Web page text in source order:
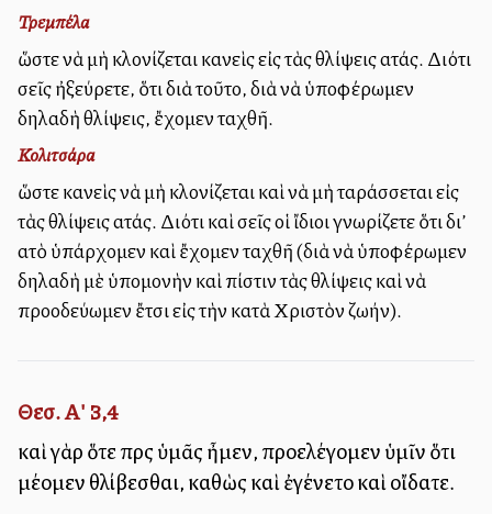
Τρεμπέλα
ὥστε νὰ μὴ κλονίζεται κανεὶς εἰς τὰς θλίψεις αὐτάς. Διότι
σεῖς ἠξεύρετε, ὅτι διὰ τοῦτο, διὰ νὰ ὑποφέρωμεν
δηλαδὴ θλίψεις, ἔχομεν ταχθῆ.
Κολιτσάρα
ὥστε κανεὶς νὰ μὴ κλονίζεται καὶ νὰ μὴ ταράσσεται εἰς
τὰς θλίψεις αὐτάς. Διότι καὶ σεῖς οἱ ἴδιοι γνωρίζετε ὅτι δι’
αὐτὸ ὑπάρχομεν καὶ ἔχομεν ταχθῆ (διὰ νὰ ὑποφέρωμεν
δηλαδὴ μὲ ὑπομονὴν καὶ πίστιν τὰς θλίψεις καὶ νὰ
προοδεύωμεν ἔτσι εἰς τὴν κατὰ Χριστὸν ζωήν).
Θεσ. Α' 3,4
καὶ γὰρ ὅτε πρὸς ὑμᾶς ἦμεν, προελέγομεν ὑμῖν ὅτι
μέλλομεν θλίβεσθαι, καθὼς καὶ ἐγένετο καὶ οἴδατε.